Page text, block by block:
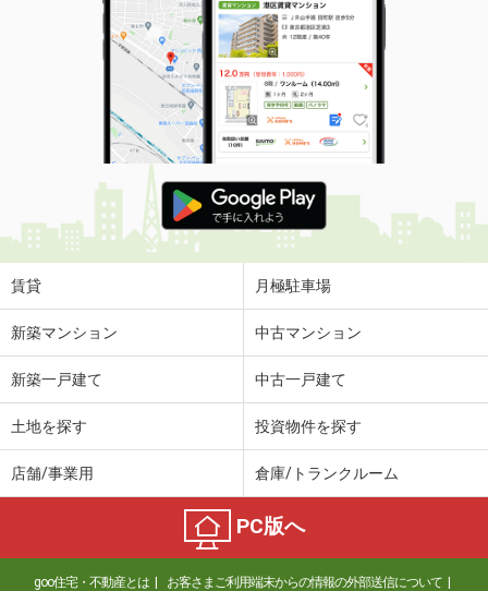
賃貸 月極駐車場
新築マンション 中古マンション
新築一戸建て 中古一戸建て
土地を探す 投資物件を探す
店舗/事業用 倉庫/トランクルーム
PC版へ
goo住宅・不動産とは お客さまご利用端末からの情報の外部送信について